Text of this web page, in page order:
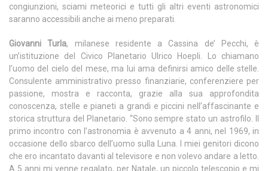
congiunzioni, sciami meteorici e tutti gli altri eventi astronomici
saranno accessibili anche ai meno preparati.
Giovanni Turla, milanese residente a Cassina de’ Pecchi, è
un’istituzione del Civico Planetario Ulrico Hoepli. Lo chiamano
l’uomo del cielo del mese, ma lui ama definirsi amico delle stelle.
Consulente amministrativo presso finanziarie, conferenziere per
passione, mostra e racconta, grazie alla sua approfondita
conoscenza, stelle e pianeti a grandi e piccini nell’affascinante e
storica struttura del Planetario. “Sono sempre stato un astrofilo. Il
primo incontro con l’astronomia è avvenuto a 4 anni, nel 1969, in
occasione dello sbarco dell’uomo sulla Luna. I miei genitori dicono
che ero incantato davanti al televisore e non volevo andare a letto.
A 5 anni mi venne regalato, per Natale, un piccolo telescopio e mi